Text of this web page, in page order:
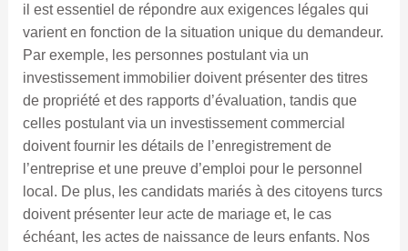
il est essentiel de répondre aux exigences légales qui
varient en fonction de la situation unique du demandeur.
Par exemple, les personnes postulant via un
investissement immobilier doivent présenter des titres
de propriété et des rapports d’évaluation, tandis que
celles postulant via un investissement commercial
doivent fournir les détails de l’enregistrement de
l’entreprise et une preuve d’emploi pour le personnel
local. De plus, les candidats mariés à des citoyens turcs
doivent présenter leur acte de mariage et, le cas
échéant, les actes de naissance de leurs enfants. Nos